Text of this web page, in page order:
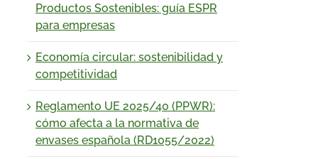
Productos Sostenibles: guía ESPR
para empresas
Economía circular: sostenibilidad y
competitividad
Reglamento UE 2025/40 (PPWR):
cómo afecta a la normativa de
envases española (RD1055/2022)